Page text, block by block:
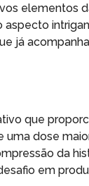
elementos
aspecto
já
que
uma dose
da
em